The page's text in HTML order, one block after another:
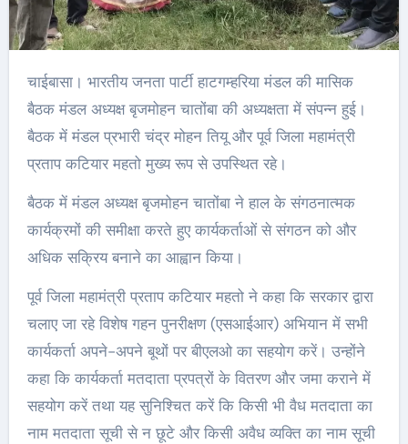
चाईबासा। भारतीय जनता पार्टी हाटगम्हरिया मंडल की मासिक
बैठक मंडल अध्यक्ष बृजमोहन चातोंबा की अध्यक्षता में संपन्न हुई।
बैठक में मंडल प्रभारी चंद्र मोहन तियू और पूर्व जिला महामंत्री
प्रताप कटियार महतो मुख्य रूप से उपस्थित रहे।
बैठक में मंडल अध्यक्ष बृजमोहन चातोंबा ने हाल के संगठनात्मक
कार्यक्रमों की समीक्षा करते हुए कार्यकर्ताओं से संगठन को और
अधिक सक्रिय बनाने का आह्वान किया।
पूर्व जिला महामंत्री प्रताप कटियार महतो ने कहा कि सरकार द्वारा
चलाए जा रहे विशेष गहन पुनरीक्षण (एसआईआर) अभियान में सभी
कार्यकर्ता अपने-अपने बूथों पर बीएलओ का सहयोग करें। उन्होंने
कहा कि कार्यकर्ता मतदाता प्रपत्रों के वितरण और जमा कराने में
सहयोग करें तथा यह सुनिश्चित करें कि किसी भी वैध मतदाता का
नाम मतदाता सूची से न छूटे और किसी अवैध व्यक्ति का नाम सूची